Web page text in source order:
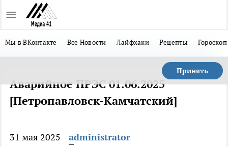
Мы в ВКонтакте Все Новости Лайфхаки Рецепты Гороскоп
Принять
Аварийное ПРЭС 01.06.2025
[Петропавловск-Камчатский]
31 мая 2025
administrator